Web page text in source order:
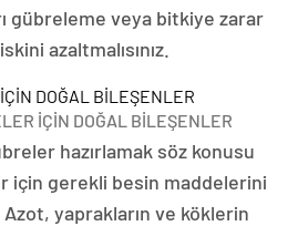
gübreleme veya bitkiye zarar
azaltmalısınız.
İÇİN DOĞAL BİLEŞENLER
hazırlamak söz konusu
için gerekli besin maddelerini
yaprakların ve köklerin